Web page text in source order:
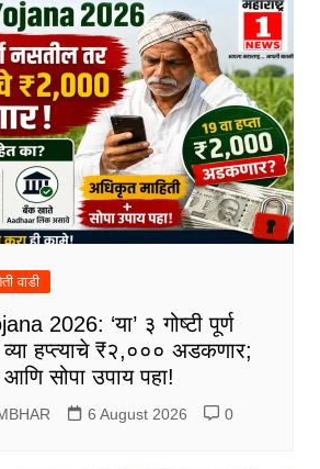
वाडी
2026: ‘या’ ३ गोष्टी पूर्ण
हप्त्याचे ₹२,००० अडकणार;
सोपा उपाय पहा!
6 August 2026 0